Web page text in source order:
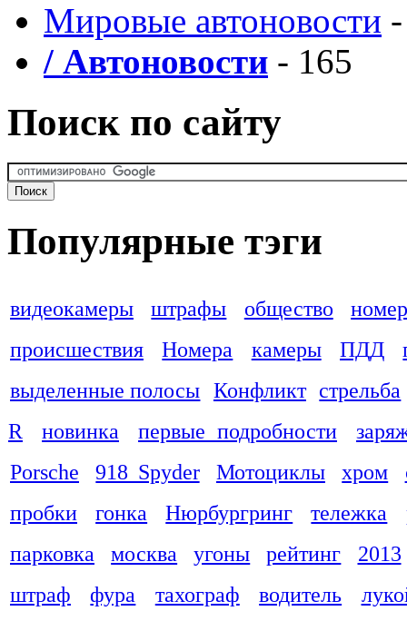
Мировые автоновости
/ Автоновости - 165
Поиск по сайту
Популярные тэги
видеокамеры штрафы общество
происшествия
Номера камеры ПДД
выделенные полосы Конфликт стрельба
R
новинка первые подробности
Porsche
918 Spyder Мотоциклы хром
пробки
гонка Нюрбургринг тележка
парковка
москва угоны рейтинг
2013
штраф
фура тахограф водитель